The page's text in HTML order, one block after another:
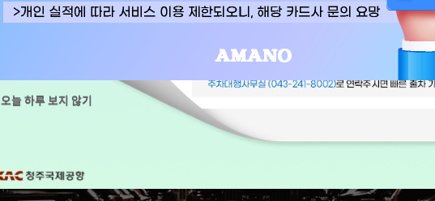
주차대행
운영시간 05 ~ 23시
청주국제공항 지정 공식 주차대행 업체 아마노 코리아
오늘 하루 보지 않기
오늘 하루 보지 않기